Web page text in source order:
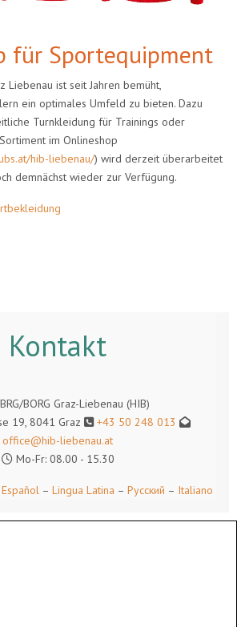
für Sportequipment
Liebenau ist seit Jahren bemüht,
ein optimales Umfeld zu bieten. Dazu
Turnkleidung für Trainings oder
im Onlineshop
hib-liebenau/) wird derzeit überarbeitet
demnächst wieder zur Verfügung.
Kontakt
BORG Graz-Liebenau (HIB)
19, 8041 Graz
+43 50 248 013
office@hib-liebenau.at
Mo-Fr: 08.00 - 15.30
Español – Lingua Latina – Русский – Italiano